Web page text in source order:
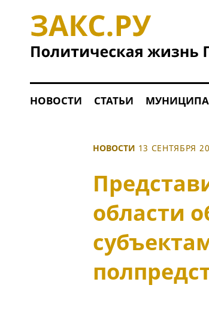
НОВОСТИ СТАТЬИ
НОВОСТИ 13 СЕНТЯБРЯ
области